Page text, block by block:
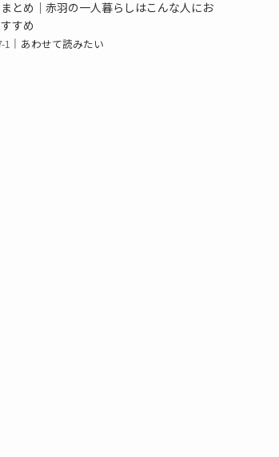
まとめ｜赤羽の一人暮らしはこんな人にお
すすめ
あわせて読みたい